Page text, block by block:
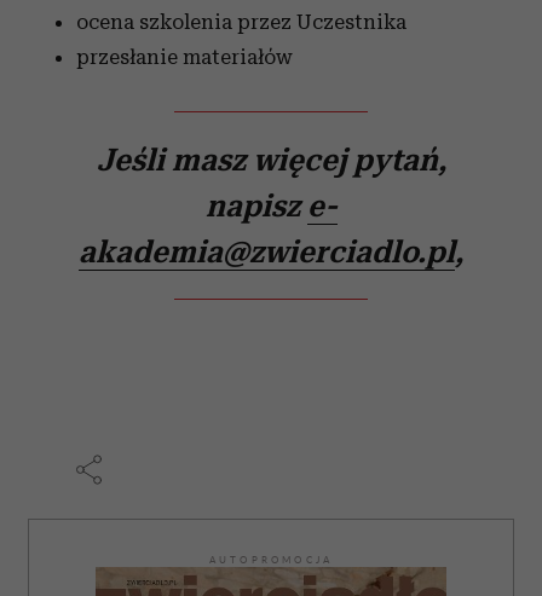
ocena szkolenia przez Uczestnika
przesłanie materiałów
Jeśli masz więcej pytań,
napisze-
akademia@zwierciadlo.pl,
AUTOPROMOCJA